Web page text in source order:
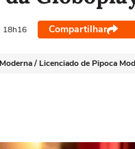
18h16 Compartilhar
/ Licenciado de Pipoca